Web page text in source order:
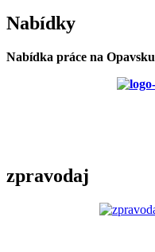
Nabídky
Nabídka práce na Opavsku
zpravodaj